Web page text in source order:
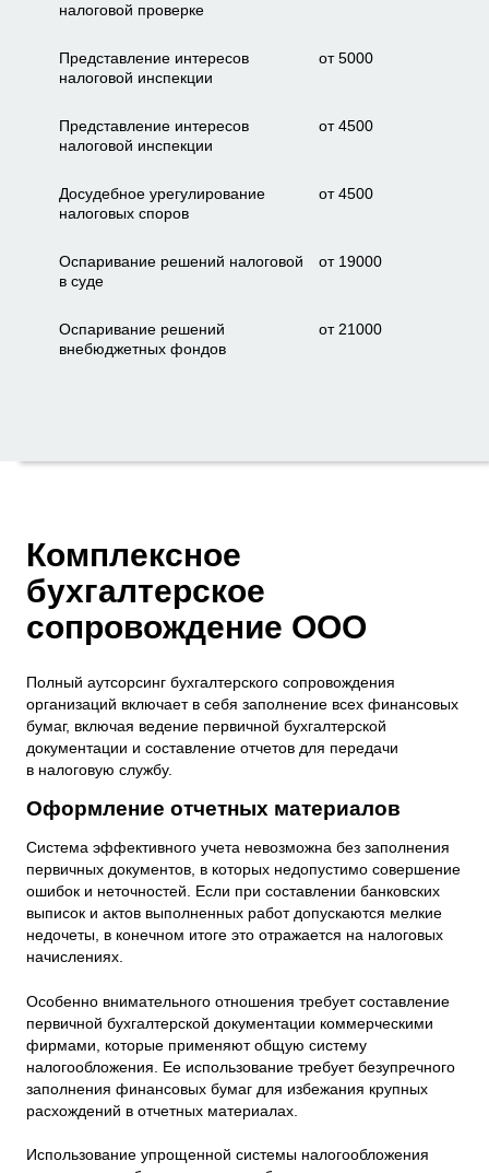
налоговой проверке
Представление интересов
налоговой инспекции
от 5000
Представление интересов
налоговой инспекции
от 4500
Досудебное урегулирование
налоговых споров
от 4500
Оспаривание решений налоговой
в суде
от 19000
Оспаривание решений
внебюджетных фондов
от 21000
Комплексное
бухгалтерское
сопровождение ООО
Полный аутсорсинг бухгалтерского сопровождения
организаций включает в себя заполнение всех финансовых
бумаг, включая ведение первичной бухгалтерской
документации и составление отчетов для передачи
в налоговую службу.
Оформление отчетных материалов
Система эффективного учета невозможна без заполнения
первичных документов, в которых недопустимо совершение
ошибок и неточностей. Если при составлении банковских
выписок и актов выполненных работ допускаются мелкие
недочеты, в конечном итоге это отражается на налоговых
начислениях.
Особенно внимательного отношения требует составление
первичной бухгалтерской документации коммерческими
фирмами, которые применяют общую систему
налогообложения. Ее использование требует безупречного
заполнения финансовых бумаг для избежания крупных
расхождений в отчетных материалах.
Использование упрощенной системы налогообложения